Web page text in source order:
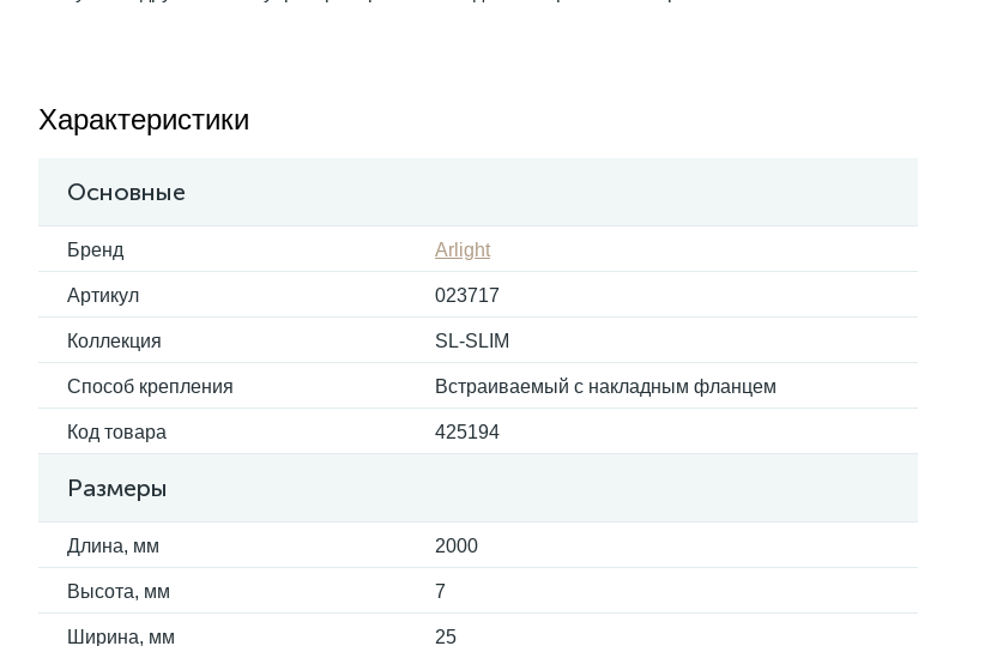
Характеристики
Основные
Бренд Arlight
Артикул 023717
Коллекция SL-SLIM
Способ крепления Встраиваемый с накладным фланцем
Код товара 425194
Размеры
Длина, мм 2000
Высота, мм 7
Ширина, мм 25